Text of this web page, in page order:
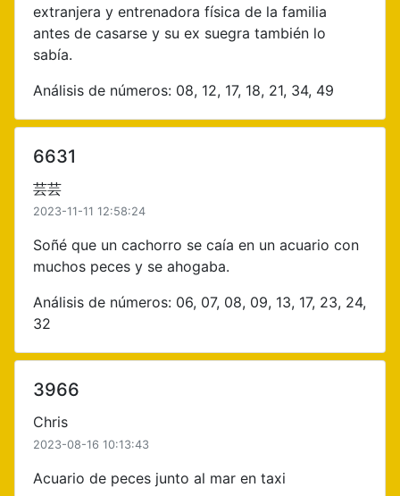
extranjera y entrenadora física de la familia
antes de casarse y su ex suegra también lo
sabía.
Análisis de números: 08, 12, 17, 18, 21, 34, 49
6631
芸芸
2023-11-11 12:58:24
Soñé que un cachorro se caía en un acuario con
muchos peces y se ahogaba.
Análisis de números: 06, 07, 08, 09, 13, 17, 23, 24,
32
3966
Chris
2023-08-16 10:13:43
Acuario de peces junto al mar en taxi